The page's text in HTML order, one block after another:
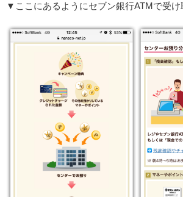
▼ここにあるようにセブン銀行ATMで受け